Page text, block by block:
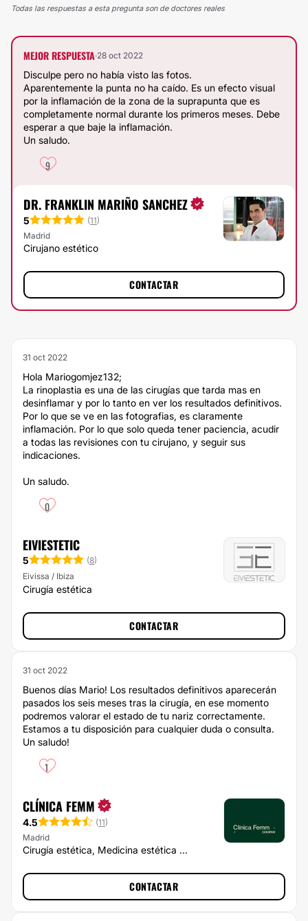
Todas las respuestas a esta pregunta son de doctores reales
MEJOR RESPUESTA·28 oct 2022
Disculpe pero no había visto las fotos.
Aparentemente la punta no ha caído. Es un efecto visual
por la inflamación de la zona de la suprapunta que es
completamente normal durante los primeros meses. Debe
esperar a que baje la inflamación.
Un saludo.
9
DR. FRANKLIN MARIÑO SANCHEZ
5 (11)
Madrid
Cirujano estético
CONTACTAR
31 oct 2022
Hola Mariogomjez132;
La rinoplastia es una de las cirugías que tarda mas en
desinflamar y por lo tanto en ver los resultados definitivos.
Por lo que se ve en las fotografias, es claramente
inflamación. Por lo que solo queda tener paciencia, acudir
a todas las revisiones con tu cirujano, y seguir sus
indicaciones.
Un saludo.
0
EIVIESTETIC
5 (8)
Eivissa / Ibiza
Cirugía estética
CONTACTAR
31 oct 2022
Buenos días Mario! Los resultados definitivos aparecerán
pasados los seis meses tras la cirugía, en ese momento
podremos valorar el estado de tu nariz correctamente.
Estamos a tu disposición para cualquier duda o consulta.
Un saludo!
1
CLÍNICA FEMM
4.5 (11)
Madrid
Cirugía estética, Medicina estética ...
CONTACTAR